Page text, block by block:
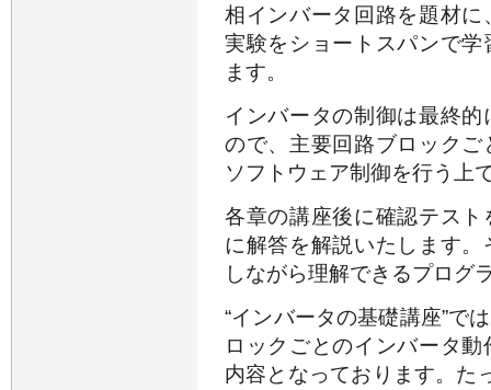
相インバータ回路を題材
実験をショートスパンで
ます。
インバータの制御は最終
ので、主要回路ブロック
ソフトウェア制御を行う上
各章の講座後に確認テス
に解答を解説いたします
しながら理解できるプログ
“インバータの基礎講座”で
ロックごとのインバータ
内容となっております。た